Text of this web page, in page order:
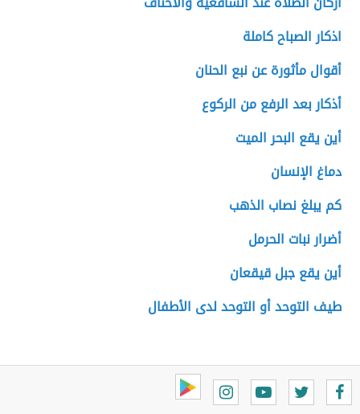
اذكار الصباح كاملة
أقوال مأثورة عن نبع الحنان
أذكار بعد الرفع من الركوع
أين يقع البحر الميت
دماغ الإنسان
كم يبلغ نصاب الذهب
أضرار نبات الحرمل
أين يقع جبل قيقعان
طيف التوحد أو التوحد لدى الأطفال